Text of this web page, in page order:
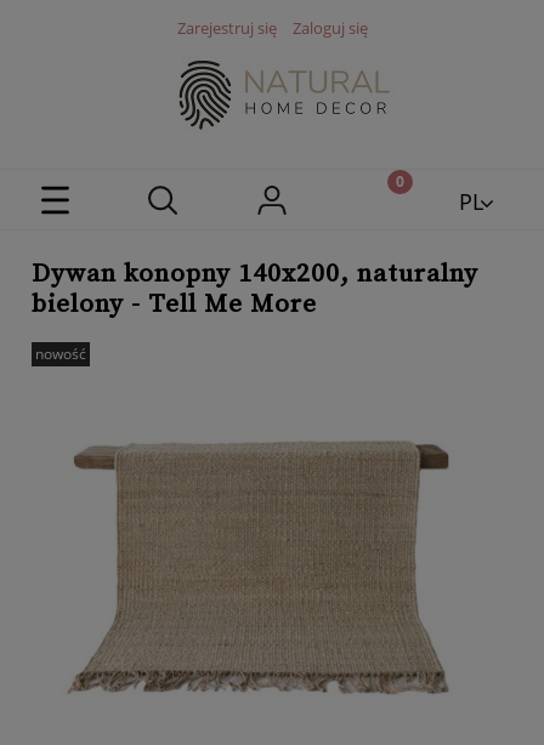
Zarejestruj się Zaloguj się
PL
Dywan konopny 140x200, naturalny
bielony - Tell Me More
nowość